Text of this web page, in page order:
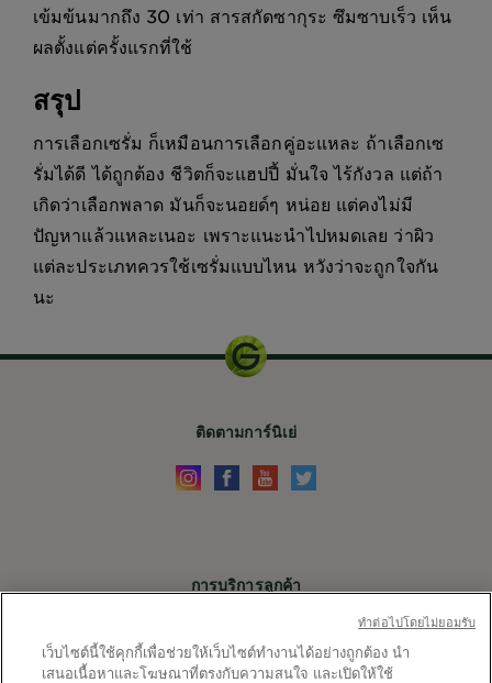
เข้มข้นมากถึง 30 เท่า สารสกัดซากุระ ซึมซาบเร็ว เห็น
ผลตั้งแต่ครั้งแรกที่ใช้
สรุป
การเลือกเซรั่ม ก็เหมือนการเลือกคู่อะแหละ ถ้าเลือกเซ
รั่มได้ดี ได้ถูกต้อง ชีวิตก็จะแฮปปี้ มั่นใจ ไร้กังวล แต่ถ้า
เกิดว่าเลือกพลาด มันก็จะนอยด์ๆ หน่อย แต่คงไม่มี
ปัญหาแล้วแหละเนอะ เพราะแนะนำไปหมดเลย ว่าผิว
แต่ละประเภทควรใช้เซรั่มแบบไหน หวังว่าจะถูกใจกัน
นะ
การบริการลูกค้า
ติดตามการ์นิเย่
เว็บไซต์นี้ใช้คุกกี้เพื่อช่วยให้เว็บไซต์ทำงานได้อย่างถูกต้อง นำ
เสนอเนื้อหาและโฆษณาที่ตรงกับความสนใจ และเปิดให้ใช้
ทําต่อไปโดยไม่ยอมรับ